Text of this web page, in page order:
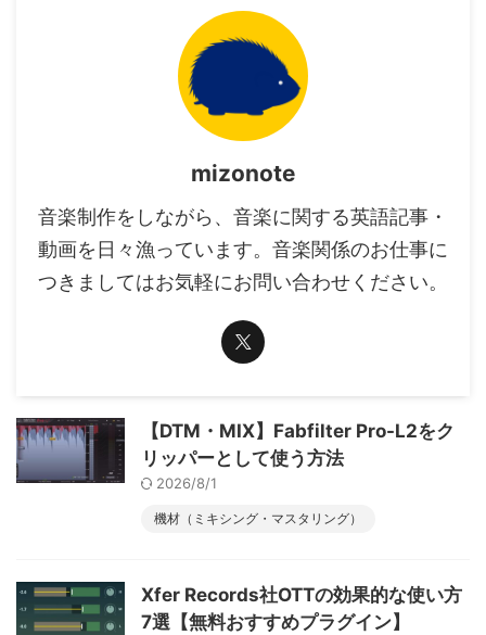
mizonote
音楽制作をしながら、音楽に関する英語記事・
動画を日々漁っています。音楽関係のお仕事に
つきましてはお気軽にお問い合わせください。
【DTM・MIX】Fabfilter Pro-L2をク
リッパーとして使う方法
2026/8/1
機材（ミキシング・マスタリング）
Xfer Records社OTTの効果的な使い方
7選【無料おすすめプラグイン】